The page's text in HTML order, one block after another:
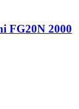
FG20N 2000